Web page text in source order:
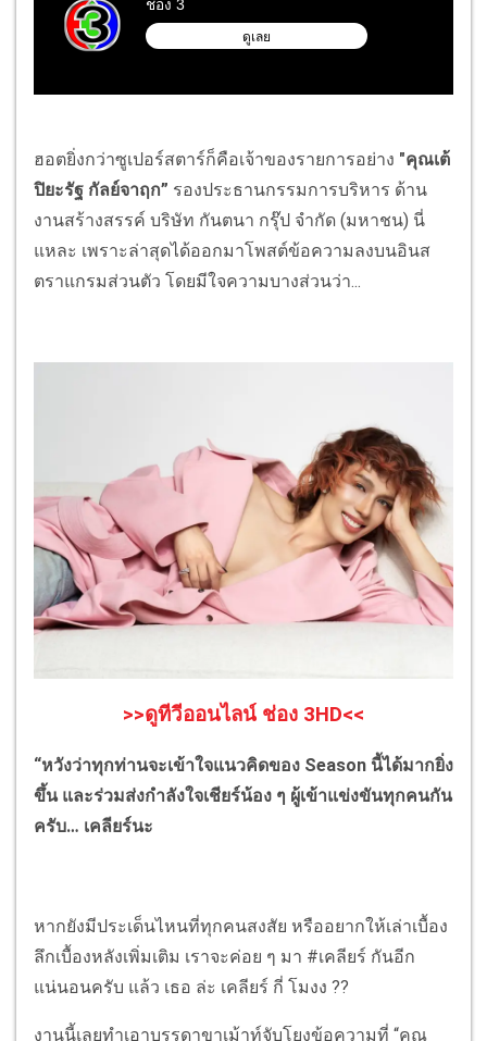
ฮอตยิ่งกว่าซูเปอร์สตาร์ก็คือเจ้าของรายการอย่าง "คุณเต้
ปิยะรัฐ กัลย์จาฤก” รองประธานกรรมการบริหาร ด้าน
งานสร้างสรรค์ บริษัท กันตนา กรุ๊ป จำกัด (มหาชน) นี่
แหละ เพราะล่าสุดได้ออกมาโพสต์ข้อความลงบนอินส
ตราแกรมส่วนตัว โดยมีใจความบางส่วนว่า...
>>ดูทีวีออนไลน์ ช่อง 3HD<<
“หวังว่าทุกท่านจะเข้าใจแนวคิดของ Season นี้ได้มากยิ่ง
ขึ้น และร่วมส่งกำลังใจเชียร์น้อง ๆ ผู้เข้าแข่งขันทุกคนกัน
ครับ… เคลียร์นะ
หากยังมีประเด็นไหนที่ทุกคนสงสัย หรืออยากให้เล่าเบื้อง
ลึกเบื้องหลังเพิ่มเติม เราจะค่อย ๆ มา #เคลียร์ กันอีก
แน่นอนครับ แล้ว เธอ ล่ะ เคลียร์ กี่ โมงง ??
งานนี้เลยทำเอาบรรดาขาเม้าท์จับโยงข้อความที่ “คุณ